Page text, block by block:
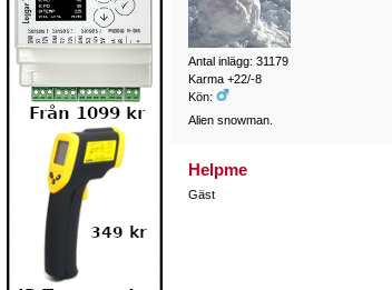
Antal inlägg: 31179
Karma +22/-8
Kön:
Alien snowman.
Helpme
Gäst